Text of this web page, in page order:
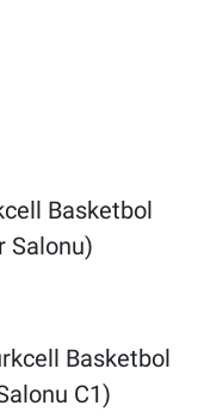
Basketbol
Salonu)
Basketbol
C1)